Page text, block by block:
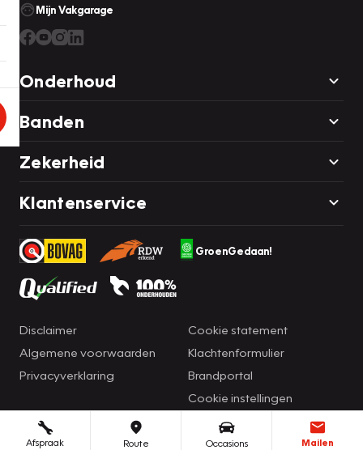
Afspraak Route Occasions Mailen
Mijn Vakgarage
Onderhoud
Banden
Zekerheid
Klantenservice
GroenGedaan!
Disclaimer
Algemene voorwaarden
Privacyverklaring
Cookie statement
Klachtenformulier
Brandportal
Cookie instellingen